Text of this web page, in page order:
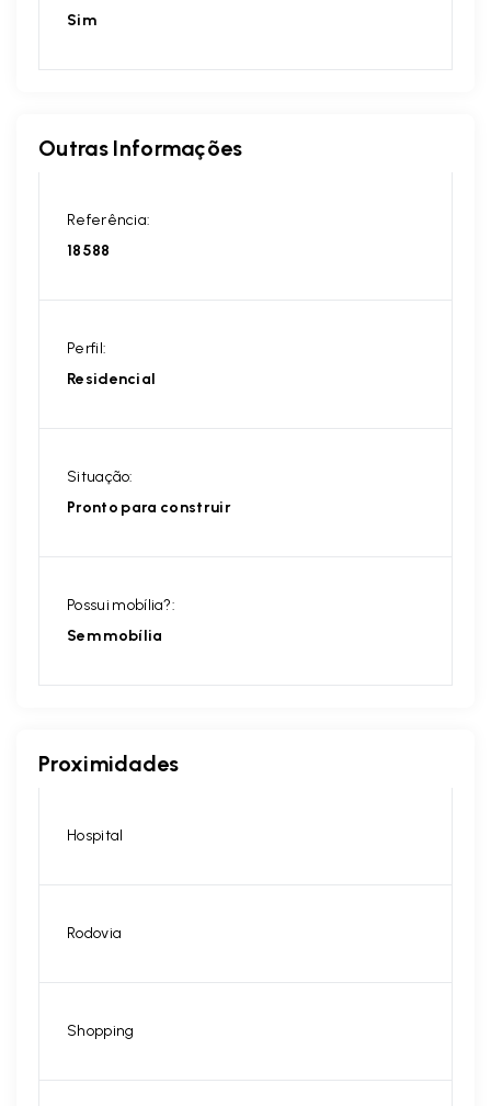
Sim
Outras Informações
Referência:
18588
Perfil:
Residencial
Situação:
Pronto para construir
Possui mobília?:
Sem mobília
Proximidades
Hospital
Rodovia
Shopping